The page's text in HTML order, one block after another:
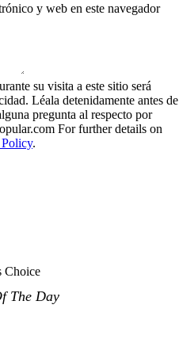
y web en este navegador
su visita a este sitio será
Léala detenidamente antes de
pregunta al respecto por
For further details on
.
Choice
The Day